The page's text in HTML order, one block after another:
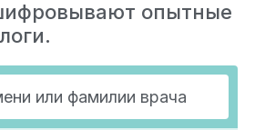
опытные